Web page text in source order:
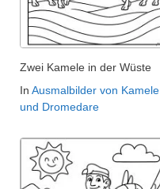
Zwei Kamele in der Wüste
In Ausmalbilder von Kamele
und Dromedare